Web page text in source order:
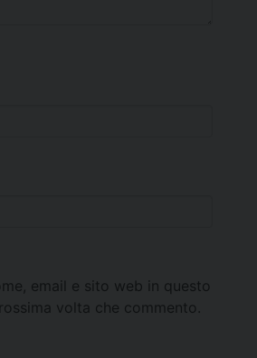
email e sito web in questo
volta che commento.